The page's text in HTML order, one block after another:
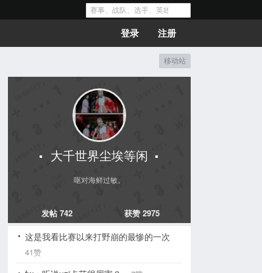
登录 注册
移动站
大千世界尘埃等闲
呕对海鲜过敏。
发帖 742 获赞 2975
这是我看比赛以来打野崩的最惨的一次
41赞